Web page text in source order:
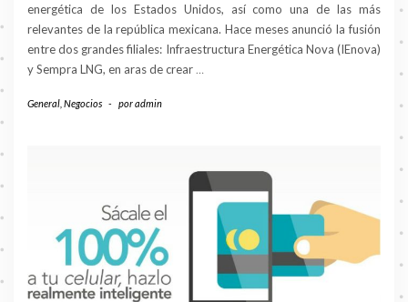
energética de los Estados Unidos, así como una de las más
relevantes de la república mexicana. Hace meses anunció la fusión
entre dos grandes filiales: Infraestructura Energética Nova (IEnova)
y Sempra LNG, en aras de crear …
General Negocios - poradmin